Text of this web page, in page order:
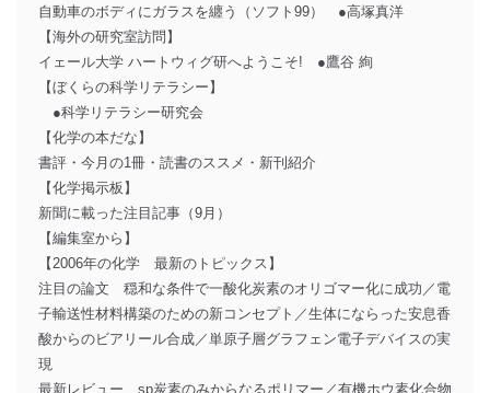
自動車のボディにガラスを纏う（ソフト99） ●高塚真洋
【海外の研究室訪問】
イェール大学 ハートウィグ研へようこそ! ●鷹谷 絢
【ぼくらの科学リテラシー】
●科学リテラシー研究会
【化学の本だな】
書評・今月の1冊・読書のススメ・新刊紹介
【化学掲示板】
新聞に載った注目記事（9月）
【編集室から】
【2006年の化学 最新のトピックス】
注目の論文 穏和な条件で一酸化炭素のオリゴマー化に成功／電
子輸送性材料構築のための新コンセプト／生体にならった安息香
酸からのビアリール合成／単原子層グラフェン電子デバイスの実
現
最新レビュー sp炭素のみからなるポリマー／有機ホウ素化合物